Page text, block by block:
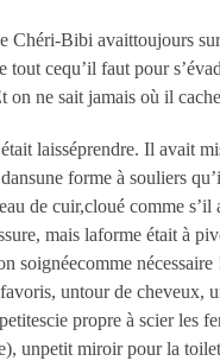
Chéri-Bibi avaittoujours
tout cequ’il faut pour
on ne sait jamais où il
laisséprendre. Il avait
forme à souliers
de cuir,cloué comme s’il
mais laforme était à
soignéecomme nécessaire
untour de cheveux,
propre à scier les
unpetit miroir pour la